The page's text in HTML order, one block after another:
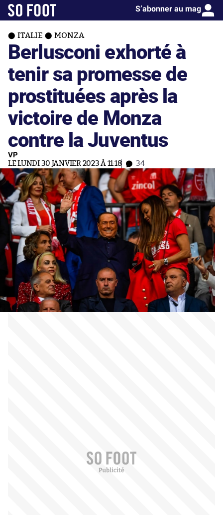
S’abonner au mag
ITALIE MONZA
Berlusconi exhorté à
tenir sa promesse de
prostituées après la
victoire de Monza
contre la Juventus
VP
LE LUNDI 30 JANVIER 2023 À 11:18 34